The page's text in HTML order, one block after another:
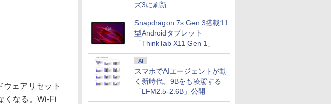
ズ3に刷新
Snapdragon 7s Gen 3搭載11
型Androidタブレット
「ThinkTab X11 Gen 1」
AI
スマホでAIエージェントが動
く新時代。9Bをも凌駕する
「LFM2.5-2.6B」公開
ェアリセット
くなる。Wi-Fi